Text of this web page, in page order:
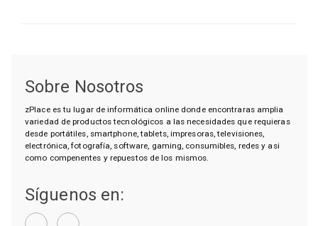
Sobre Nosotros
zPlace es tu lugar de informática online donde encontraras amplia
variedad de productos tecnológicos a las necesidades que requieras
desde portátiles, smartphone, tablets, impresoras, televisiones,
electrónica, fotografía, software, gaming, consumibles, redes y asi
como compenentes y repuestos de los mismos.
Síguenos en: